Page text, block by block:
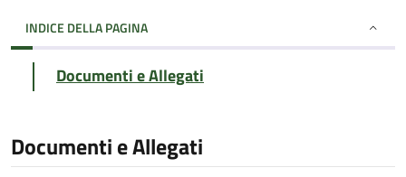
INDICE DELLA PAGINA
Documenti e Allegati
Documenti e Allegati